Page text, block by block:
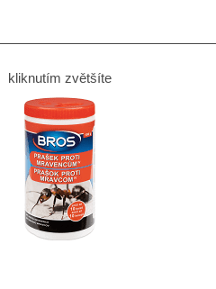
kliknutím zvětšíte